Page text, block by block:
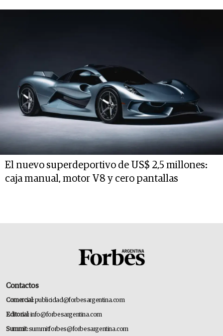
El nuevo superdeportivo de US$ 2,5 millones:
caja manual, motor V8 y cero pantallas
Contactos
Comercial:publicidad@forbesargentina.com
Editorial:info@forbesargentina.com
Summit:summitforbes@forbesargentina.com